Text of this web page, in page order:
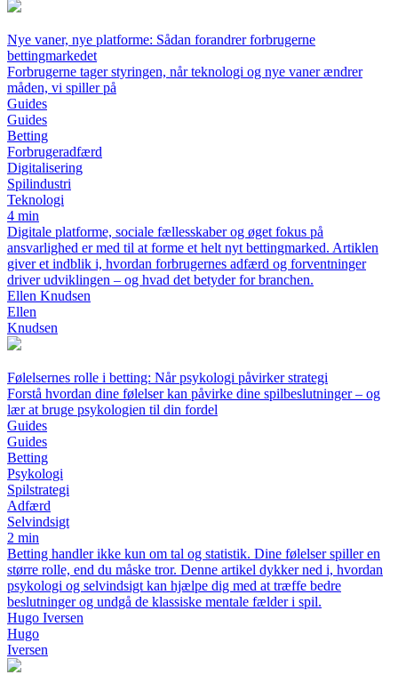
Nye vaner, nye platforme: Sådan forandrer forbrugerne
bettingmarkedet
Forbrugerne tager styringen, når teknologi og nye vaner ændrer
måden, vi spiller på
Guides
Guides
Betting
Forbrugeradfærd
Digitalisering
Spilindustri
Teknologi
4 min
Digitale platforme, sociale fællesskaber og øget fokus på
ansvarlighed er med til at forme et helt nyt bettingmarked. Artiklen
giver et indblik i, hvordan forbrugernes adfærd og forventninger
driver udviklingen – og hvad det betyder for branchen.
Ellen Knudsen
Ellen
Knudsen
Følelsernes rolle i betting: Når psykologi påvirker strategi
Forstå hvordan dine følelser kan påvirke dine spilbeslutninger – og
lær at bruge psykologien til din fordel
Guides
Guides
Betting
Psykologi
Spilstrategi
Adfærd
Selvindsigt
2 min
Betting handler ikke kun om tal og statistik. Dine følelser spiller en
større rolle, end du måske tror. Denne artikel dykker ned i, hvordan
psykologi og selvindsigt kan hjælpe dig med at træffe bedre
beslutninger og undgå de klassiske mentale fælder i spil.
Hugo Iversen
Hugo
Iversen